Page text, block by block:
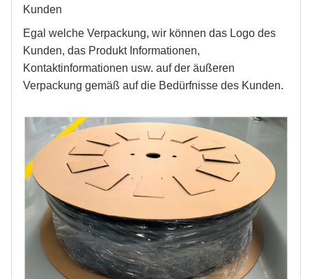
Kunden
Egal welche Verpackung, wir können das Logo des
Kunden, das Produkt Informationen,
Kontaktinformationen usw. auf der äußeren
Verpackung gemäß auf die Bedürfnisse des Kunden.